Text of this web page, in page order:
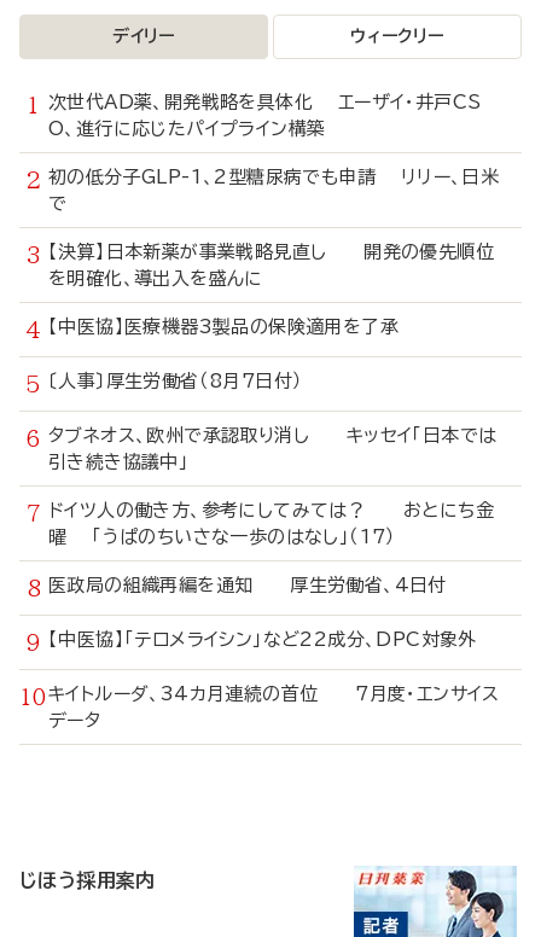
デイリー ウィークリー
次世代AD薬、開発戦略を具体化 エーザイ・井戸CS
O、進行に応じたパイプライン構築
初の低分子GLP-1、2型糖尿病でも申請 リリー、日米
で
【決算】日本新薬が事業戦略見直し 開発の優先順位
を明確化、導出入を盛んに
【中医協】医療機器3製品の保険適用を了承
〔人事〕厚生労働省（8月7日付）
タブネオス、欧州で承認取り消し キッセイ「日本では
引き続き協議中」
ドイツ人の働き方、参考にしてみては？ おとにち金
曜 「うぱのちいさな一歩のはなし」（17）
医政局の組織再編を通知 厚生労働省、4日付
【中医協】「テロメライシン」など22成分、DPC対象外
キイトルーダ、34カ月連続の首位 7月度・エンサイス
データ
じほう採用案内